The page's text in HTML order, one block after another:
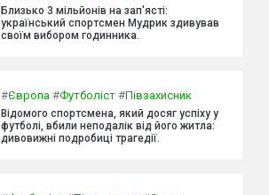
Близько 3 мільйонів на зап'ясті:
український спортсмен Мудрик здивував
своїм вибором годинника.
#Європа #Футболіст #Півзахисник
Відомого спортсмена, який досяг успіху у
футболі, вбили неподалік від його житла:
дивовижні подробиці трагедії.